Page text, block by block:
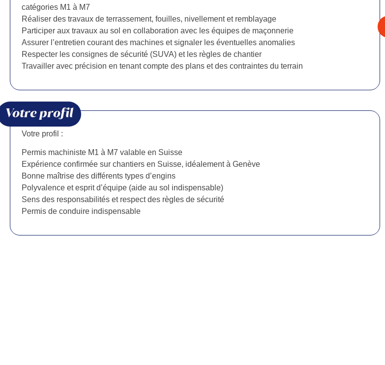
catégories M1 à M7
Réaliser des travaux de terrassement, fouilles, nivellement et remblayage
Participer aux travaux au sol en collaboration avec les équipes de maçonnerie
Assurer l’entretien courant des machines et signaler les éventuelles anomalies
Respecter les consignes de sécurité (SUVA) et les règles de chantier
Travailler avec précision en tenant compte des plans et des contraintes du terrain
Votre profil
Votre profil :
Permis machiniste M1 à M7 valable en Suisse
Expérience confirmée sur chantiers en Suisse, idéalement à Genève
Bonne maîtrise des différents types d’engins
Polyvalence et esprit d’équipe (aide au sol indispensable)
Sens des responsabilités et respect des règles de sécurité
Permis de conduire indispensable